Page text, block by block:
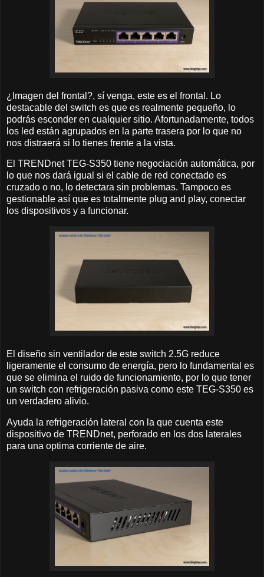
¿Imagen del frontal?, sí venga, este es el frontal. Lo
destacable del switch es que es realmente pequeño, lo
podrás esconder en cualquier sitio. Afortunadamente, todos
los led están agrupados en la parte trasera por lo que no
nos distraerá si lo tienes frente a la vista.
El TRENDnet TEG-S350 tiene negociación automática, por
lo que nos dará igual si el cable de red conectado es
cruzado o no, lo detectara sin problemas. Tampoco es
gestionable así que es totalmente plug and play, conectar
los dispositivos y a funcionar.
El diseño sin ventilador de este switch 2.5G reduce
ligeramente el consumo de energía, pero lo fundamental es
que se elimina el ruido de funcionamiento, por lo que tener
un switch con refrigeración pasiva como este TEG-S350 es
un verdadero alivio.
Ayuda la refrigeración lateral con la que cuenta este
dispositivo de TRENDnet, perforado en los dos laterales
para una optima corriente de aire.